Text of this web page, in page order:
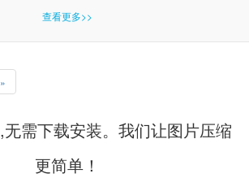
查看更多>>
»
,无需下载安装。我们让图片压缩
更简单！